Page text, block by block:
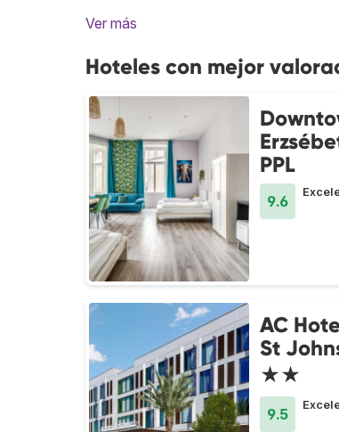
Ver más
Hoteles con mejor
PPL
9.6
AC
St
★★
9.5